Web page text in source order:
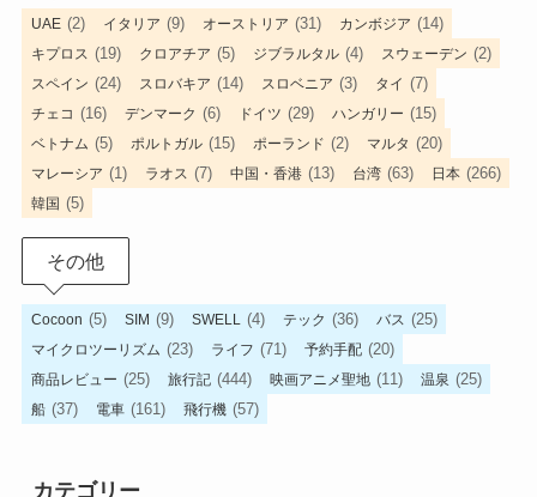
UAE (2) イタリア (9) オーストリア (31) カンボジア (14)
キプロス (19) クロアチア (5) ジブラルタル (4) スウェーデン (2)
スペイン (24) スロバキア (14) スロベニア (3) タイ (7)
チェコ (16) デンマーク (6) ドイツ (29) ハンガリー (15)
ベトナム (5) ポルトガル (15) ポーランド (2) マルタ (20)
マレーシア (1) ラオス (7) 中国・香港 (13) 台湾 (63) 日本 (266)
韓国 (5)
その他
Cocoon (5) SIM (9) SWELL (4) テック (36) バス (25)
マイクロツーリズム (23) ライフ (71) 予約手配 (20)
商品レビュー (25) 旅行記 (444) 映画アニメ聖地 (11) 温泉 (25)
船 (37) 電車 (161) 飛行機 (57)
カテゴリー